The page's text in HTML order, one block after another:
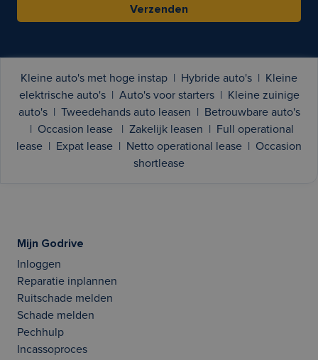
Verzenden
Kleine auto's met hoge instap Hybride auto's
Kleine
elektrische auto's
Auto's voor starters
Kleine zuinige
auto's
Tweedehands auto leasen
Betrouwbare auto's
Occasion lease Zakelijk leasen
Full operational
lease
Expat lease Netto operational lease
Occasion
shortlease
Mijn Godrive
Inloggen
Reparatie inplannen
Ruitschade melden
Schade melden
Pechhulp
Incassoproces